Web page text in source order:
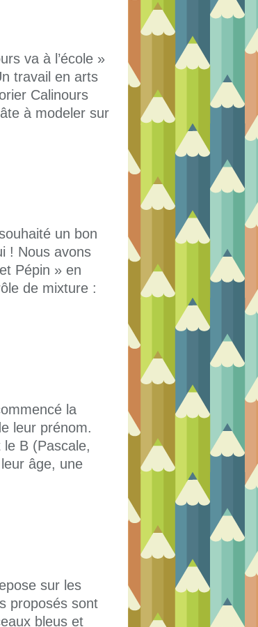
va à l’école »
travail en arts
Calinours
à modeler sur
un bon
! Nous avons
Pépin » en
de mixture :
la
leur prénom.
B (Pascale,
âge, une
sur les
proposés sont
bleus et